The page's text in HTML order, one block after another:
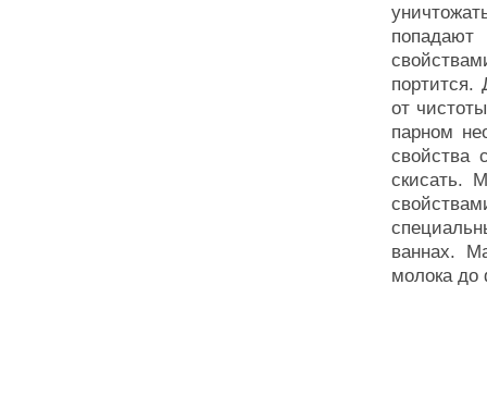
портится.
от
парном
свойства
скисать.
ваннах.
молока до